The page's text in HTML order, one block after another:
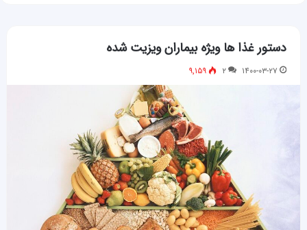
دستور غذا ها ویژه بیماران ویزیت شده
۱۴۰۰-۰۳-۲۷ ۲ ۹,۱۵۹